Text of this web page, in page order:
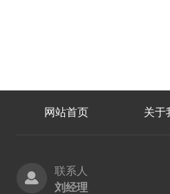
网站首页 关于
联系人
刘经理